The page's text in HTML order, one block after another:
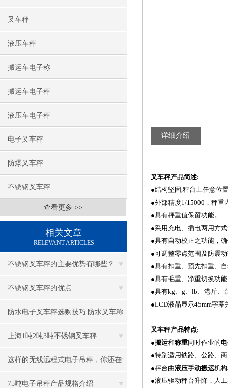
叉车秤
液压车秤
搬运车电子称
搬运车电子秤
液压车电子秤
电子叉车秤
防爆叉车秤
不锈钢叉车秤
查看更多 >>
相关文章
RELEVANT ARTICLES
不锈钢叉车秤的主要优势有哪些？
不锈钢叉车秤的优点
防水电子叉车秤选购技巧|防水叉车称|
防水叉车称厂家
上海1吨2吨3吨不锈钢叉车秤
这样的无线远程式电子吊秤，你还在
等什么
75吨电子吊秤产品规格介绍
详细介绍
叉车秤产品简述:
●结构坚固,秤台上任意位
●外部精度1/15000，秤重
●具有秤重值保留功能。
●采用充电、插电两用方
●具有自动校正之功能，
●可调整零点范围及防震
●具有扣重、预先扣重、
●具有毛重、净重切换功
●具有kg、g、lb、港斤、
●LCD液晶显示45mm字
叉车秤产品特点:
●搬运和称重同时作业的
●特别适用铁路、公路、
●秤台由液压手动搬运机
●液压驱动秤台升降，人